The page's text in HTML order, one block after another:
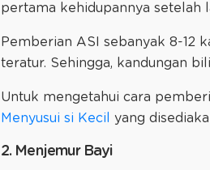
pertama kehidupannya setelah
Pemberian ASI sebanyak 8-12
teratur. Sehingga, kandungan
Untuk mengetahui cara
Menyusui si Kecil
yang
2. Menjemur Bayi